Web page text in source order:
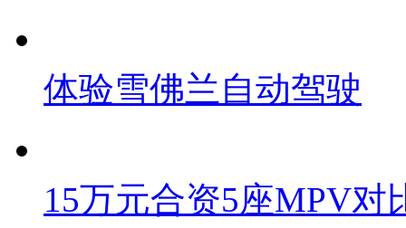
体验雪佛兰自动驾驶
15万元合资5座MPV对